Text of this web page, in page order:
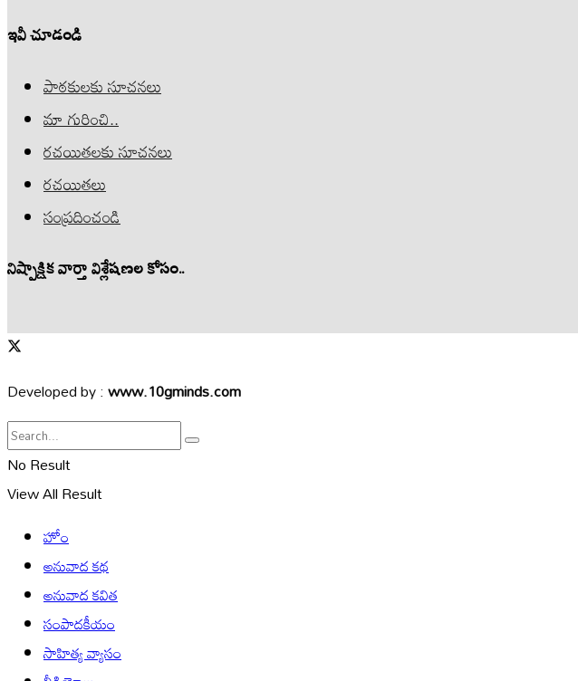
ఇవీ చూడండి
పాఠకులకు సూచనలు
మా గురించి..
రచయితలకు సూచనలు
రచయితలు
సంప్రదించండి
నిష్పాక్షిక వార్తా విశ్లేషణల కోసం..
Developed by :www.10gminds.com
No Result
View All Result
హోం
అనువాద కథ
అనువాద కవిత
సంపాదకీయం
సాహిత్య వ్యాసం